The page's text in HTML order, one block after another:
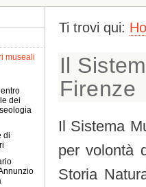
museali
dei
di
Ti trovi qui:
Il
Firenze
Il Sistema
per volontà
Storia